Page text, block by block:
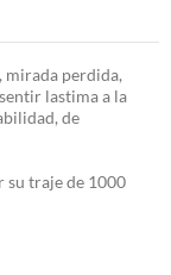
mirada perdida,
lastima a la
de
su traje de 1000